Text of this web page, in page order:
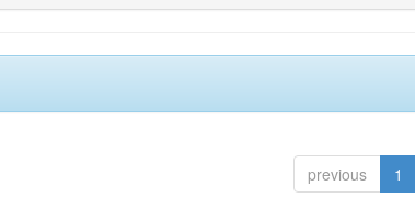
previous 1